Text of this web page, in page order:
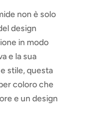
non è solo
design
in modo
e la sua
stile, questa
coloro che
e un design